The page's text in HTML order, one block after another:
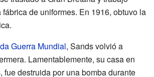
de uniformes. En 1916, obtuvo la
Guerra Mundial, Sands volvió a
Lamentablemente, su casa en
fue destruida por una bomba durante